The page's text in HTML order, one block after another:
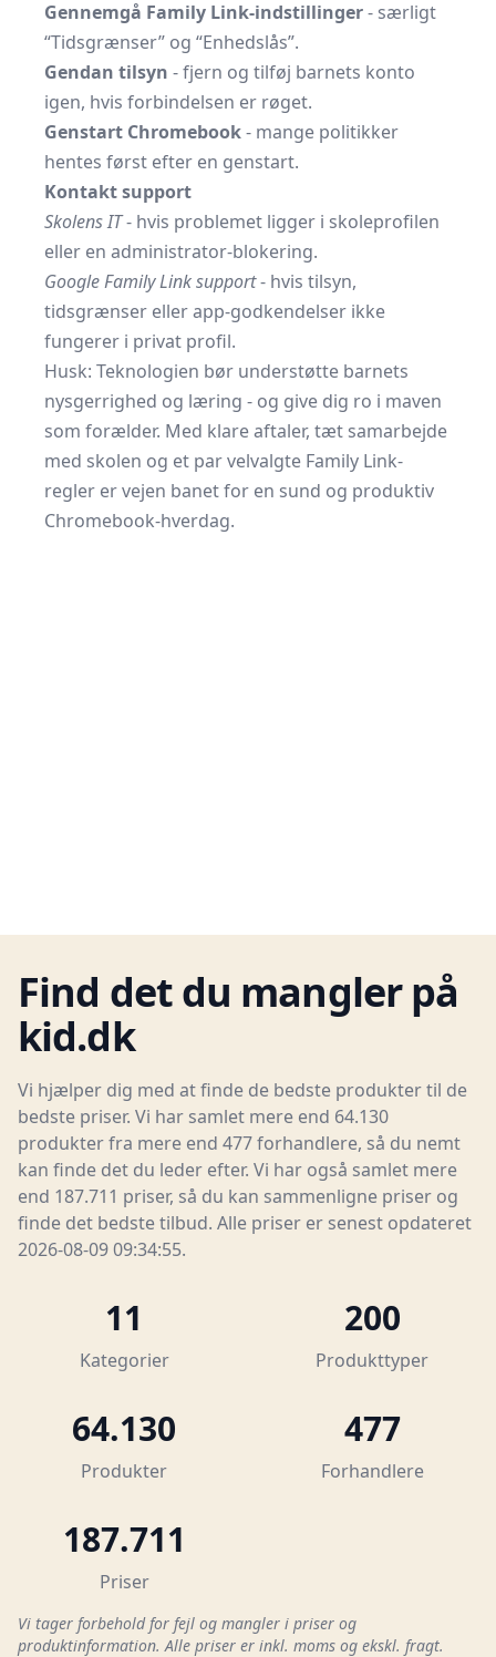
Gennemgå Family Link-indstillinger- særligt
“Tidsgrænser” og “Enhedslås”.
Gendan tilsyn - fjern og tilføj barnets konto
igen, hvis forbindelsen er røget.
Genstart Chromebook- mange politikker
hentes først efter en genstart.
Kontakt support
Skolens IT- hvis problemet ligger i skoleprofilen
eller en administrator-blokering.
Google Family Link support- hvis tilsyn,
tidsgrænser eller app-godkendelser ikke
fungerer i privat profil.
Husk: Teknologien bør understøtte barnets
nysgerrighed og læring - og give dig ro i maven
som forælder. Med klare aftaler, tæt samarbejde
med skolen og et par velvalgte Family Link-
regler er vejen banet for en sund og produktiv
Chromebook-hverdag.
Find det du mangler på
kid.dk
Vi hjælper dig med at finde de bedste produkter til de
bedste priser. Vi har samlet mere end 64.130
produkter fra mere end 477 forhandlere, så du nemt
kan finde det du leder efter. Vi har også samlet mere
end 187.711 priser, så du kan sammenligne priser og
finde det bedste tilbud. Alle priser er senest opdateret
2026-08-09 09:34:55.
11
Kategorier
200
Produkttyper
64.130
Produkter
477
Forhandlere
187.711
Priser
Vi tager forbehold for fejl og mangler i priser og
produktinformation. Alle priser er inkl. moms og ekskl. fragt.